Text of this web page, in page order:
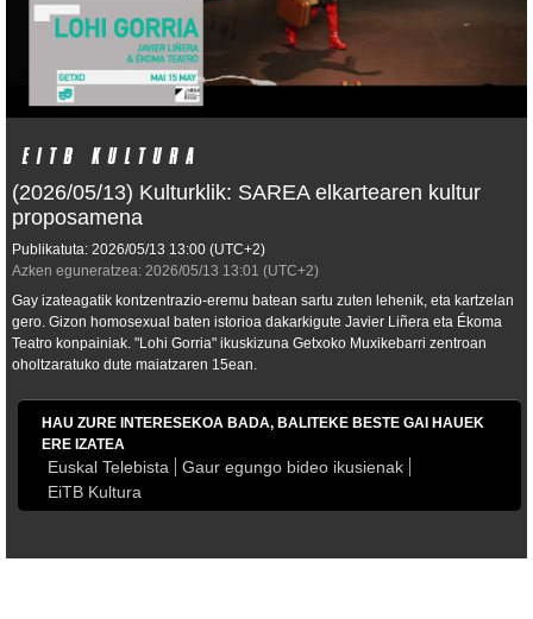
(2026/05/13) Kulturklik: SAREA elkartearen kultur
proposamena
Publikatuta: 2026/05/13 13:00 (UTC+2)
Azken eguneratzea: 2026/05/13 13:01 (UTC+2)
Gay izateagatik kontzentrazio-eremu batean sartu zuten lehenik, eta kartzelan
gero. Gizon homosexual baten istorioa dakarkigute Javier Liñera eta Ékoma
Teatro konpainiak. "Lohi Gorria" ikuskizuna Getxoko Muxikebarri zentroan
oholtzaratuko dute maiatzaren 15ean.
HAU ZURE INTERESEKOA BADA, BALITEKE BESTE GAI HAUEK
ERE IZATEA
Euskal Telebista
Gaur egungo bideo ikusienak
EiTB Kultura